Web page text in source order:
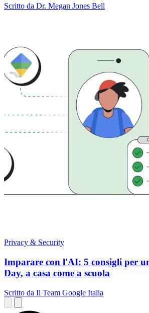
Scritto da Dr. Megan Jones Bell
Privacy & Security
Imparare con l'AI: 5 consigli per
Day, a casa come a scuola
Scritto da Il Team Google Italia